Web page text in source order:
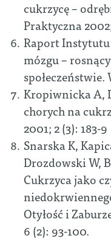
cukrzycę –
Praktyczna
Raport
mózgu –
społeczeństwie.
Kropiwnicka A,
chorych na
2001; 2 (3): 183-9
Snarska K,
Drozdowski W,
Cukrzyca jako
Otyłość i
6 (2): 93-100.